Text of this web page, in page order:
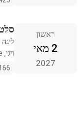
ראשון
2 מאי
2027
ויגו, Spanje
166 כרטיסים